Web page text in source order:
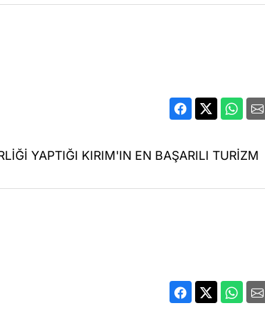
YAPTIĞI KIRIM'IN EN BAŞARILI TURİZM